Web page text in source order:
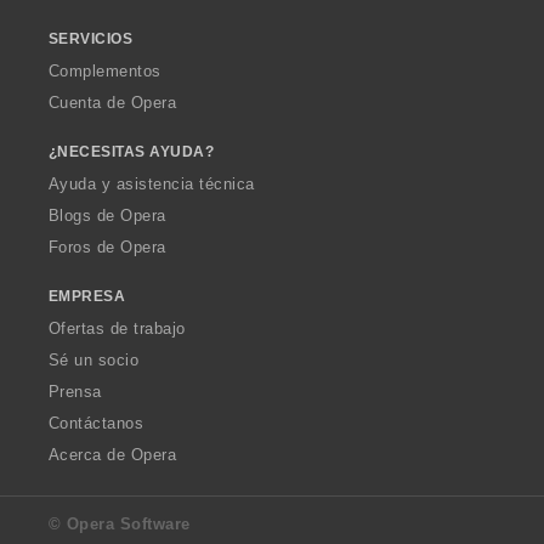
SERVICIOS
Complementos
Cuenta de Opera
¿NECESITAS AYUDA?
Ayuda y asistencia técnica
Blogs de Opera
Foros de Opera
EMPRESA
Ofertas de trabajo
Sé un socio
Prensa
Contáctanos
Acerca de Opera
© Opera Software